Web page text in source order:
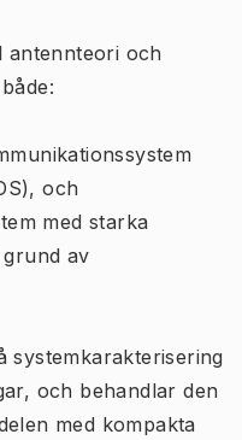
antennteori och
och
med starka
av
systemkarakterisering
och behandlar den
med kompakta